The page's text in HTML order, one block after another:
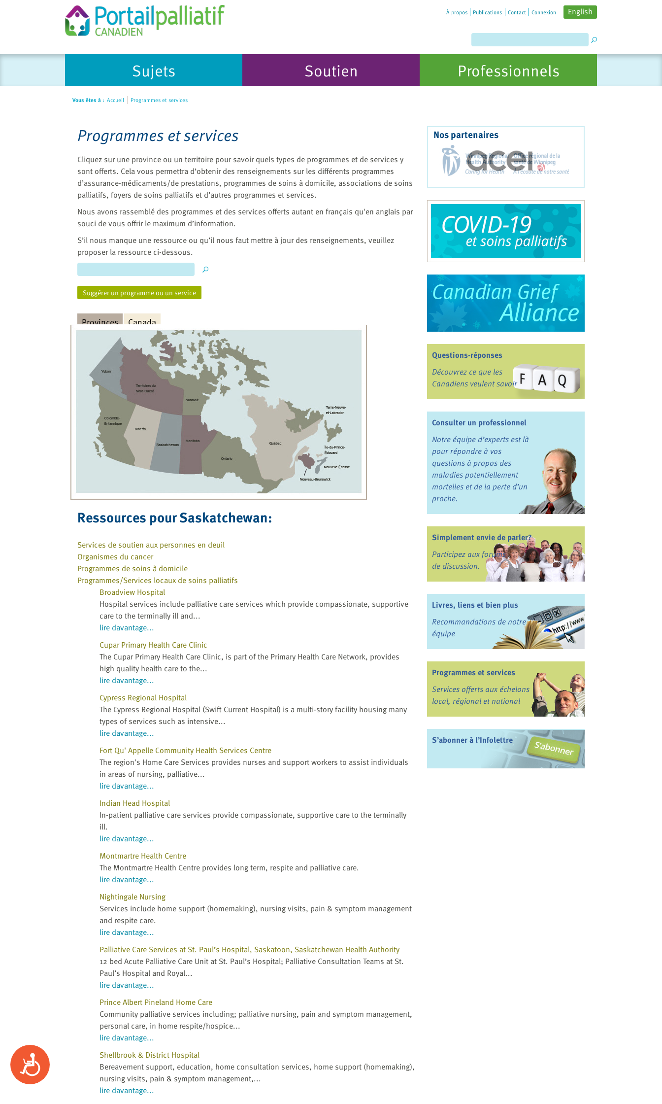
Accessibility
Please
À propos Publications Contact Connexion English
Sujets Soutien Professionnels
Vous êtes à : Accueil Programmes et services
Programmes et services
Cliquez sur une province ou un territoire pour savoir quels types de programmes et de services y
sont offerts. Cela vous permettra d’obtenir des renseignements sur les différents programmes
d’assurance-médicaments/de prestations, programmes de soins à domicile, associations de soins
palliatifs, foyers de soins palliatifs et d’autres programmes et services.
Nous avons rassemblé des programmes et des services offerts autant en français qu'en anglais par
souci de vous offrir le maximum d’information.
S’il nous manque une ressource ou qu’il nous faut mettre à jour des renseignements, veuillez
proposer la ressource ci-dessous.
Suggérer un programme ou un service
Provinces Canada
Ressources pour Saskatchewan:
Services de soutien aux personnes en deuil
Organismes du cancer
Programmes de soins à domicile
Programmes/Services locaux de soins palliatifs
Broadview Hospital
Hospital services include palliative care services which provide compassionate, supportive
care to the terminally ill and...
lire davantage...
Cupar Primary Health Care Clinic
The Cupar Primary Health Care Clinic, is part of the Primary Health Care Network, provides
high quality health care to the...
lire davantage...
Cypress Regional Hospital
The Cypress Regional Hospital (Swift Current Hospital) is a multi-story facility housing many
types of services such as intensive...
lire davantage...
Fort Qu' Appelle Community Health Services Centre
The region's Home Care Services provides nurses and support workers to assist individuals
in areas of nursing, palliative...
lire davantage...
Indian Head Hospital
In-patient palliative care services provide compassionate, supportive care to the terminally
ill.
lire davantage...
Montmartre Health Centre
The Montmartre Health Centre provides long term, respite and palliative care.
lire davantage...
Nightingale Nursing
Services include home support (homemaking), nursing visits, pain & symptom management
and respite care.
lire davantage...
Palliative Care Services at St. Paul’s Hospital, Saskatoon, Saskatchewan Health Authority
12 bed Acute Palliative Care Unit at St. Paul’s Hospital; Palliative Consultation Teams at St.
Paul’s Hospital and Royal...
lire davantage...
Prince Albert Pineland Home Care
Community palliative services including; palliative nursing, pain and symptom management,
personal care, in home respite/hospice...
lire davantage...
Shellbrook & District Hospital
Bereavement support, education, home consultation services, home support (homemaking),
nursing visits, pain & symptom management,...
lire davantage...
Nos partenaires
Questions-réponses
Découvrez ce que les
Canadiens veulent savoir
Consulter un professionnel
Notre équipe d’experts est là
pour répondre à vos
questions à propos des
maladies potentiellement
mortelles et de la perte d’un
proche.
Simplement envie de parler?
Participez aux forums
de discussion.
Livres, liens et bien plus
Recommandations de notre
équipe
Programmes et services
Services offerts aux échelons
local, régional et national
S’abonner à l’Infolettre